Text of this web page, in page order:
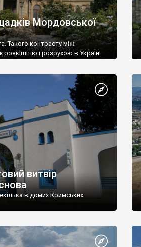
Мордовської
Такого контрасту між
розкішшю і розрухою в Україні
витвір
відомих Кримських